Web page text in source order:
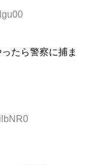
たら警察に捕ま